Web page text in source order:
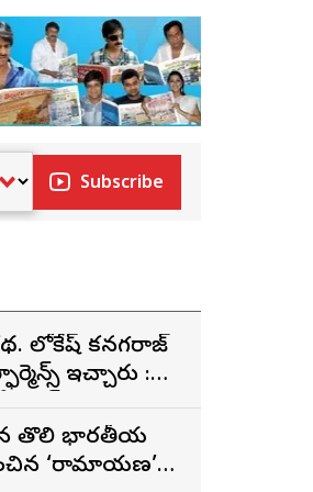
Subscribe
కథ. లోకేష్ కనగరాజ్
ఇచ్చారు :
తొలి భారతీయ
‘రామాయణ’